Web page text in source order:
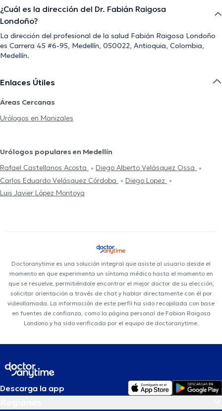
¿Cuál es la dirección del Dr. Fabián Raigosa
Londoño?
La dirección del profesional de la salud Fabián Raigosa Londoño
es Carrera 45 #6-95, Medellín, 050022, Antioquia, Colombia,
Medellín.
Enlaces Útiles
Áreas Cercanas
Urólogos en Manizales
Urólogos populares en Medellín
Rafael Castellanos Acosta
Diego Alberto Velásquez Ossa
Carlos Eduardo Velásquez Córdoba
Diego Lopez
Luis Javier López Montoya
Doctoranytime es una solución integral que asiste al usuario desde el
momento en que experimenta un síntoma médico hasta el momento en
que se resuelve, permitiéndole encontrar el mejor doctor de su elección,
solicitar orientación a través de chat y hablar directamente con él por
videollamada. La información de este perfil ha sido recopilada con base
en fuentes de confianza, como la página personal de Fabian Raigosa
Londono y ha sido verificada por el equipo de doctoranytime.
Descarga la app